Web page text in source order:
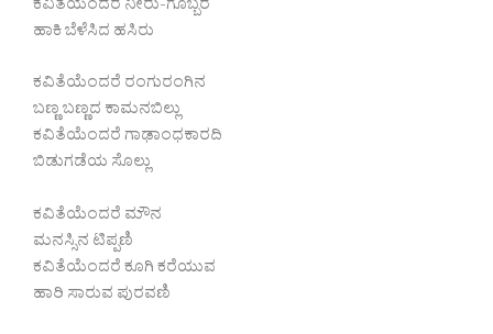
ಕವಿತೆಯೆಂದರೆ ನೀರು-ಗೊಬ್ಬರ
ಹಾಕಿ ಬೆಳೆಸಿದ ಹಸಿರು
ಕವಿತೆಯೆಂದರೆ ರಂಗುರಂಗಿನ
ಬಣ್ಣ ಬಣ್ಣದ ಕಾಮನಬಿಲ್ಲು
ಕವಿತೆಯೆಂದರೆ ಗಾಢಾಂಧಕಾರದಿ
ಬಿಡುಗಡೆಯ ಸೊಲ್ಲು
ಕವಿತೆಯೆಂದರೆ ಮೌನ
ಮನಸ್ಸಿನ ಟಿಪ್ಪಣಿ
ಕವಿತೆಯೆಂದರೆ ಕೂಗಿ ಕರೆಯುವ
ಹಾರಿ ಸಾರುವ ಪುರವಣಿ